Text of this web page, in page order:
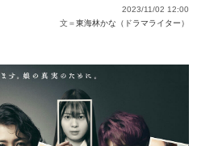
2023/11/02 12:00
文＝東海林かな（ドラマライター）